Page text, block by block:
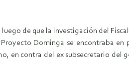
de que la investigación del
Dominga se encontraba
en contra del ex subsecretario